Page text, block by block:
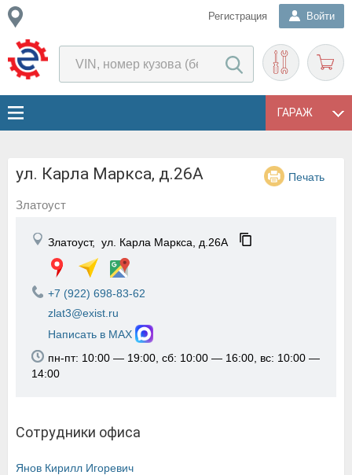
Регистрация Войти
ГАРАЖ
ул. Карла Маркса, д.26А Печать
Златоуст
Златоуст, ул. Карла Маркса, д.26А
+7 (922) 698-83-62
zlat3@exist.ru
Написать в MAX
пн-пт: 10:00 — 19:00, сб: 10:00 — 16:00, вс: 10:00 —
14:00
Сотрудники офиса
Янов Кирилл Игоревич